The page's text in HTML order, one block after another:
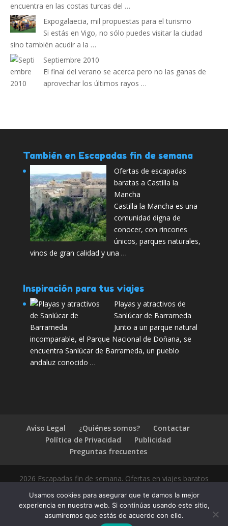
encuentra en las costas turcas del …
Expogalaecia, mil propuestas para el turismo
Si estás en Vigo, no sólo puedes visitar la ciudad
sino también acudir a la …
Septiembre 2010
El final del verano se acerca pero no las ganas de
aprovechar los últimos rayos …
También en Escapadas fin de semana
Ofertas de escapadas
baratas a Castilla la
Mancha
Castilla la Mancha es una
comunidad digna de
conocer, con rincones
únicos, parques naturales,
vinos de gran calidad y una …
Inspiración para tus viajes
Playas y atractivos de
Sanlúcar de Barrameda
Junto a un parque natural
incomparable, el Parque Nacional de Doñana, se
encuentra Sanlúcar de Barrameda, un pueblo
andaluz conocido …
Aviso Legal ¿Quiénes somos?
Contactar
Política de Privacidad
Publicidad
Preguntas frecuentes
2026 Escapadas fin de semana. Ofertas en viajes baratos
Usamos cookies para asegurar que te damos la mejor
experiencia en nuestra web. Si continúas usando este sitio,
asumiremos que estás de acuerdo con ello.